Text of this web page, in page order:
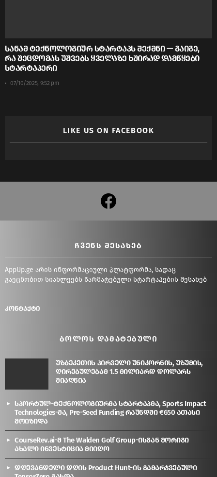
სანამ ტექნოლოგიურ სტარტაპს შექმნი — გაიგე,
რა შეცდომას უშვებს ყველაზე ხშირად დამწყები
სტარტაპერი
07/10/2025, 9:52 pm
LIKE US ON FACEBOOK
facebook
ᲩᲕᲔᲜᲡ ᲨᲔᲡᲐᲮᲔᲑ
AppUp.ge არის ინფორმაციული პლატფორმა, სადაც
გაეცნობით სიახლეებს წარმატებული სტარტაპების შესახებ
კონტაქტი
ᲑᲝᲚᲝᲡ ᲓᲐᲛᲐᲢᲔᲑᲣᲚᲘ
უზბეკეთის პირველი უნიკორნის, უზუმის,
ღირებულებამ 1.5 მილიარდ დოლარს
მიაღწია
სპორტულ-ტექნოლოგიურმა სტარტაპმა, Sports Impact
Technologies-მა, Pre-Seed Funding რაუნდში €650 ათასი
მოიზიდა
CourseRev.ai-მ The Walden Golf Group-ისგან მორიგი
ახალი ინვესტიცია მიიღო
დღევანდელი დღის Product Hunt-ის გამარჯვებული